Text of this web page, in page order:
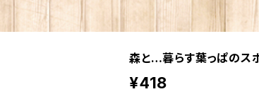
森と…暮らす葉っぱの
¥418